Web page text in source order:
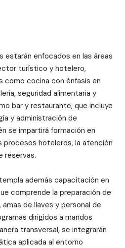
estarán enfocados en las áreas
turístico y hotelero,
como cocina con énfasis en
seguridad alimentaria y
bar y restaurante, que incluye
y administración de
se impartirá formación en
procesos hoteleros, la atención
reservas.
además capacitación en
comprende la preparación de
de llaves y personal de
dirigidos a mandos
transversal, se integrarán
aplicada al entorno